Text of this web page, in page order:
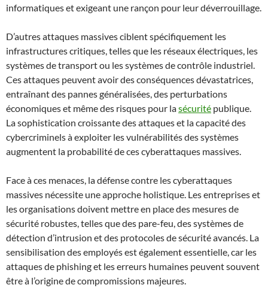
informatiques et exigeant une rançon pour leur déverrouillage.
D’autres attaques massives ciblent spécifiquement les
infrastructures critiques, telles que les réseaux électriques, les
systèmes de transport ou les systèmes de contrôle industriel.
Ces attaques peuvent avoir des conséquences dévastatrices,
entraînant des pannes généralisées, des perturbations
économiques et même des risques pour lasécurité publique.
La sophistication croissante des attaques et la capacité des
cybercriminels à exploiter les vulnérabilités des systèmes
augmentent la probabilité de ces cyberattaques massives.
Face à ces menaces, la défense contre les cyberattaques
massives nécessite une approche holistique. Les entreprises et
les organisations doivent mettre en place des mesures de
sécurité robustes, telles que des pare-feu, des systèmes de
détection d’intrusion et des protocoles de sécurité avancés. La
sensibilisation des employés est également essentielle, car les
attaques de phishing et les erreurs humaines peuvent souvent
être à l’origine de compromissions majeures.